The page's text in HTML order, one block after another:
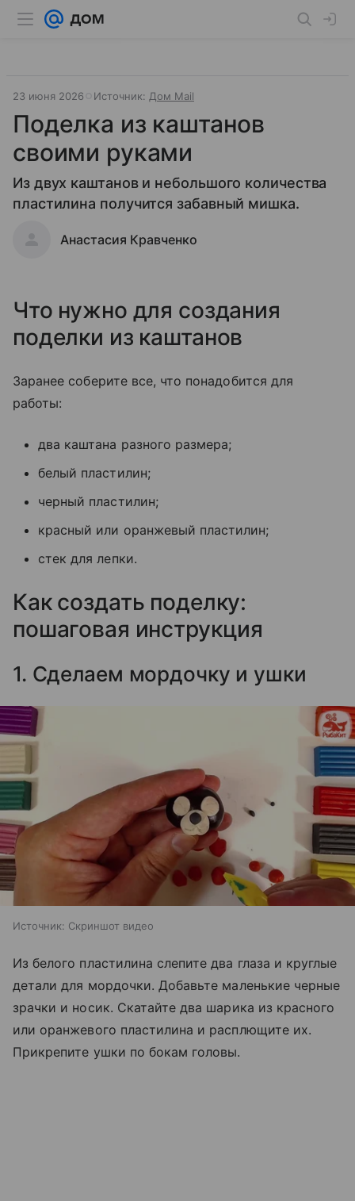
23 июня 2026 Источник: Дом Mail
Поделка из каштанов
своими руками
Из двух каштанов и небольшого количества
пластилина получится забавный мишка.
Анастасия Кравченко
Что нужно для создания
поделки из каштанов
Заранее соберите все, что понадобится для
работы:
два каштана разного размера;
белый пластилин;
черный пластилин;
красный или оранжевый пластилин;
стек для лепки.
Как создать поделку:
пошаговая инструкция
1. Сделаем мордочку и ушки
Источник: Скриншот видео
Из белого пластилина слепите два глаза и круглые
детали для мордочки. Добавьте маленькие черные
зрачки и носик. Скатайте два шарика из красного
или оранжевого пластилина и расплющите их.
Прикрепите ушки по бокам головы.